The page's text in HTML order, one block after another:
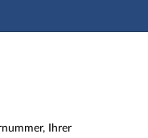
Ihrer